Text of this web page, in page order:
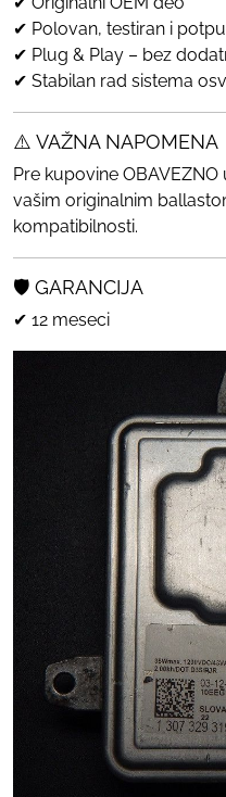
✔ Polovan, testiran i
✔ Plug & Play – bez
✔ Stabilan rad sistema
⚠️ VAŽNA NAPOMENA
Pre kupovine
vašim originalnim
kompatibilnosti.
🛡️ GARANCIJA
✔ 12 meseci